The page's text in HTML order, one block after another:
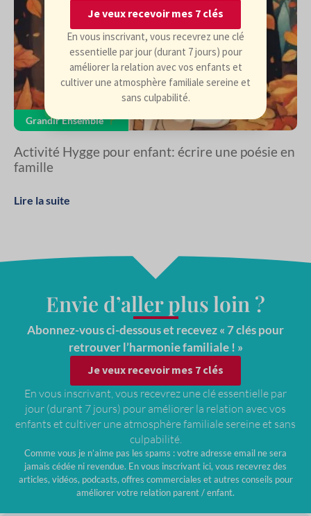
Grandir Ensemble
Activité Hygge pour enfant: écrire une poésie en
famille
Lire la suite
Envie d’aller plus loin ?
Abonnez-vous ci-dessous et recevez « 7 clés pour
retrouver l’harmonie familiale ! »
Je veux recevoir mes 7 clés
En vous inscrivant, vous recevrez une clé essentielle par
jour (durant 7 jours) pour améliorer la relation avec vos
enfants et cultiver une atmosphère familiale sereine et sans
culpabilité.
Comme vous je n’aime pas les spams : votre adresse email ne sera
jamais cédée ni revendue. En vous inscrivant ici, vous recevrez des
articles, vidéos, podcasts, offres commerciales et autres conseils pour
améliorer votre relation parent / enfant.
Je veux recevoir mes 7 clés
En vous inscrivant, vous recevrez une clé
essentielle par jour (durant 7 jours) pour
améliorer la relation avec vos enfants et
cultiver une atmosphère familiale sereine et
sans culpabilité.